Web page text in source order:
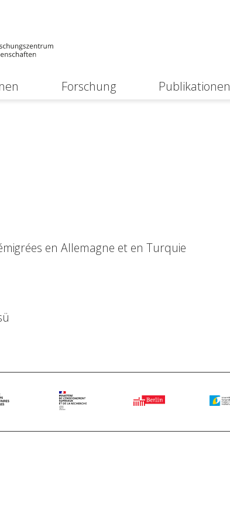
Forschung Publikationen
en Allemagne et en Turquie